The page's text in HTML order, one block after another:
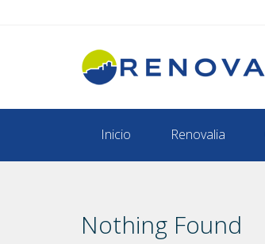
Inicio Renovalia
Nothing Found